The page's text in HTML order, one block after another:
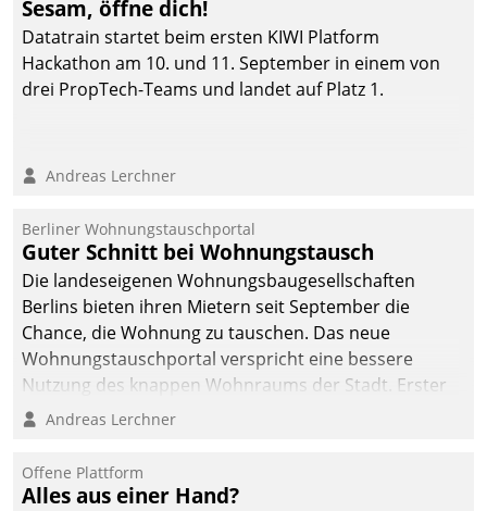
Instandhaltung in die
SAP-Systemlandschaft
deutscher
Wohnungsunternehmen
Mieteranliegen zum
Sesam, öffne dich!
Datatrain startet beim ersten KIWI Platform
Hackathon am 10. und 11. September in einem von
drei PropTech-Teams und landet auf Platz 1.
Andreas Lerchner
Berliner Wohnungstauschportal
Guter Schnitt bei Wohnungstausch
Die landeseigenen Wohnungsbaugesellschaften
Berlins bieten ihren Mietern seit September die
Chance, die Wohnung zu tauschen. Das neue
Wohnungstauschportal verspricht eine bessere
Nutzung des knappen Wohnraums der Stadt. Erster
Anwendungsfall für Datatrains Lösung API-Hub mit
Unternehmen.
Andreas Lerchner
Offene Plattform
Alles aus einer Hand?